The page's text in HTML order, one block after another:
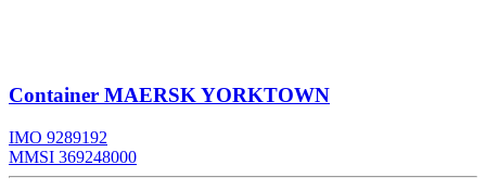
Container MAERSK YORKTOWN
IMO 9289192
MMSI 369248000